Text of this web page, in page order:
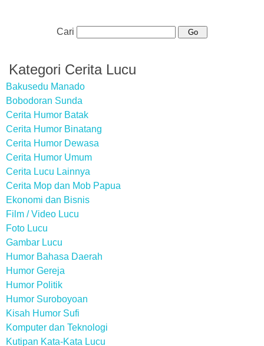
Cari
Kategori Cerita Lucu
Bakusedu Manado
Bobodoran Sunda
Cerita Humor Batak
Cerita Humor Binatang
Cerita Humor Dewasa
Cerita Humor Umum
Cerita Lucu Lainnya
Cerita Mop dan Mob Papua
Ekonomi dan Bisnis
Film / Video Lucu
Foto Lucu
Gambar Lucu
Humor Bahasa Daerah
Humor Gereja
Humor Politik
Humor Suroboyoan
Kisah Humor Sufi
Komputer dan Teknologi
Kutipan Kata-Kata Lucu